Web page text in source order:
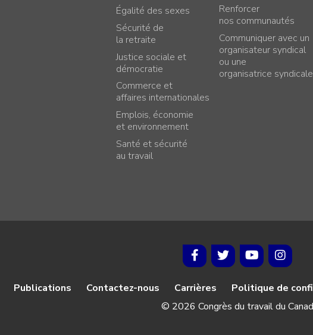
Égalité des sexes
Sécurité de
la retraite
Justice sociale et
démocratie
Commerce et
affaires internationales
Emplois, économie
et environnement
Santé et sécurité
au travail
Renforcer
nos communautés
Communiquer avec un
organisateur syndical
ou une
organisatrice syndicale
Publications Contactez-nous Carrières Politique de
© 2026 Congrès du travail du